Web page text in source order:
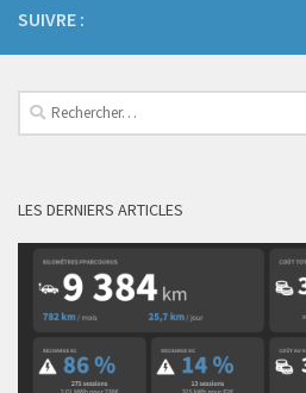
SUIVRE :
Rechercher :
LES DERNIERS ARTICLES